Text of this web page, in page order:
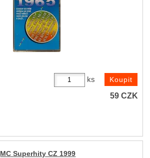
ks
59CZK
MC Superhity CZ 1999